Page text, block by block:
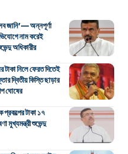
জানি’— অন্নপূর্ণা
নাম করেই
অধিকারীর
নিলে ফেরত দিতেই
দ্বিতীয় কিস্তি ছাড়ার
ঘোষের
টাকা ১৭
মুখ্যমন্ত্রী শুভেন্দু